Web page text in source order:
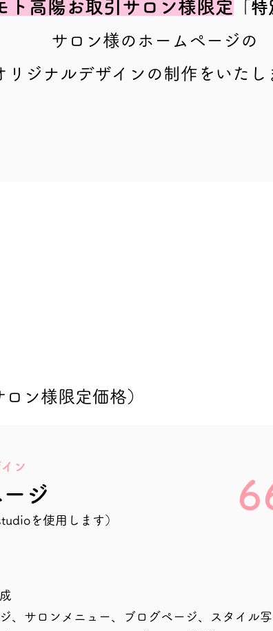
ト高陽お取引サロン様限定 「
サロン様のホームページの
リジナルデザインの制作をいたし
ン様限定価格）
ジ
ン
を使用します）
、サロンメニュー、ブログページ、スタイル写